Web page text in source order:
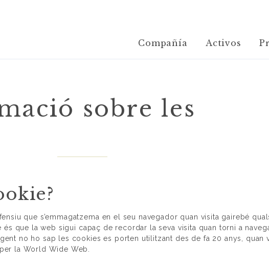
Compañía Activos
sobre les
que s’emmagatzema en el seu navegador quan visita gairebé
que la web sigui capaç de recordar la seva visita quan torni a
no ho sap les cookies es porten utilitzant des de fa 20 anys, quan
la World Wide Web.